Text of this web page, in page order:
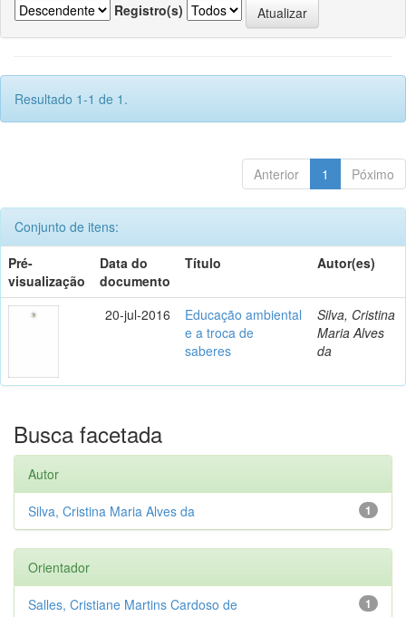
Registro(s)
Resultado 1-1 de 1.
Anterior 1 Póximo
Conjunto de itens:
Pré-
visualização
Data do
documento
Título Autor(es)
20-jul-2016
Educação ambiental
e a troca de
saberes
Silva, Cristina
Maria Alves
da
Busca facetada
Autor
1
Silva, Cristina Maria Alves da
Orientador
1
Salles, Cristiane Martins Cardoso de